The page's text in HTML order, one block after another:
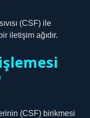
(CSF) ile
iletişim ağıdır.
(CSF) birikmesi